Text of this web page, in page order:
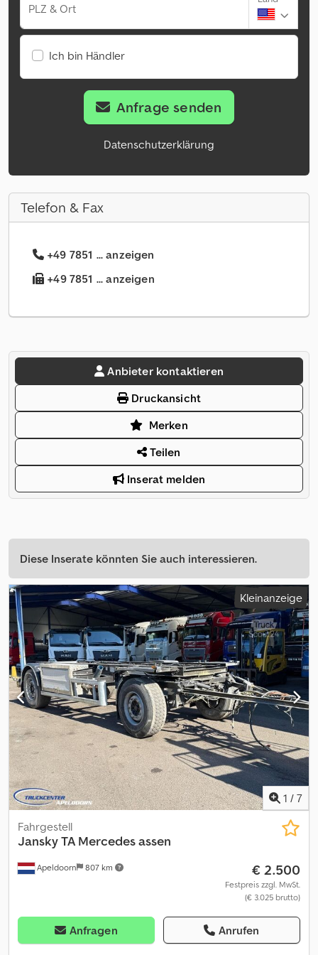
PLZ & Ort
Ich bin Händler
Anfrage senden
Datenschutzerklärung
Telefon & Fax
+49 7851 ... anzeigen
+49 7851 ... anzeigen
Anbieter kontaktieren
Druckansicht
Merken
Teilen
Inserat melden
Diese Inserate könnten Sie auch interessieren.
Kleinanzeige
1 / 7
Apeldoorn 807 km
Fahrgestell
JanskyTA Mercedes assen
€ 2.500
Festpreis zzgl. MwSt.
(€ 3.025 brutto)
Anfragen Anrufen